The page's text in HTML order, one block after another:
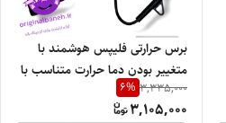
برس حرارتی فلیپس هوشمند با
متغییر بودن دما حرارت متناسب با
ضخامت مو PHILIPS 877
3,335,000
6%
3,105,000